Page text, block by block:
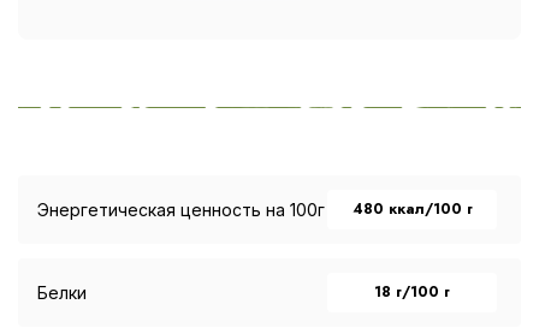
Энергетическая ценность на 100г 480 ккал/100 г
Белки 18 г/100 г